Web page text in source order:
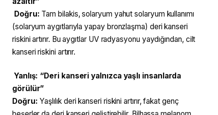
Doğru: Tam bilakis, solaryum yahut solaryum kullanımı
(solaryum aygıtlarıyla yapay bronzlaşma) deri kanseri
riskini artırır. Bu aygıtlar UV radyasyonu yaydığından, cilt
kanseri riskini artırır.
Yanlış: “Deri kanseri yalnızca yaşlı insanlarda
görülür”
Doğru: Yaşlılık deri kanseri riskini artırır, fakat genç